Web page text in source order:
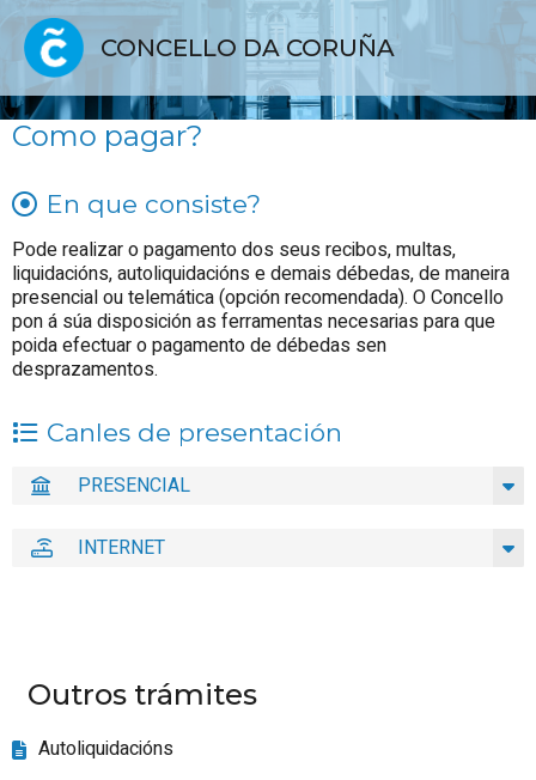
CONCELLO DA CORUÑA
Como pagar?
En que consiste?
Pode realizar o pagamento dos seus recibos, multas,
liquidacións, autoliquidacións e demais débedas, de maneira
presencial ou telemática (opción recomendada). O Concello
pon á súa disposición as ferramentas necesarias para que
poida efectuar o pagamento de débedas sen
desprazamentos.
Canles de presentación
PRESENCIAL
INTERNET
Outros trámites
Autoliquidacións